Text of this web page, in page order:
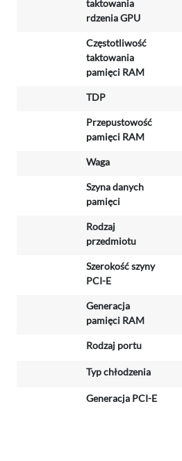
taktowania
rdzenia GPU
Częstotliwość
taktowania
pamięci RAM
TDP
Przepustowość
pamięci RAM
Waga
Szyna danych
pamięci
Rodzaj
przedmiotu
Szerokość szyny
PCI-E
Generacja
pamięci RAM
Rodzaj portu
Typ chłodzenia
Generacja PCI-E